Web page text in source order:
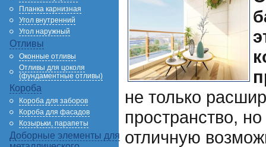
Планка карнизная
Угол внутренний
Угол наружный
Отливы
Оконные отливы
Отливы для цоколя
(фундаментные отливы)
Короба
Короба для заборов
Короба для фасадов
Козырьки, парапеты
Доборные элементы для
не только
пространство,
отличную